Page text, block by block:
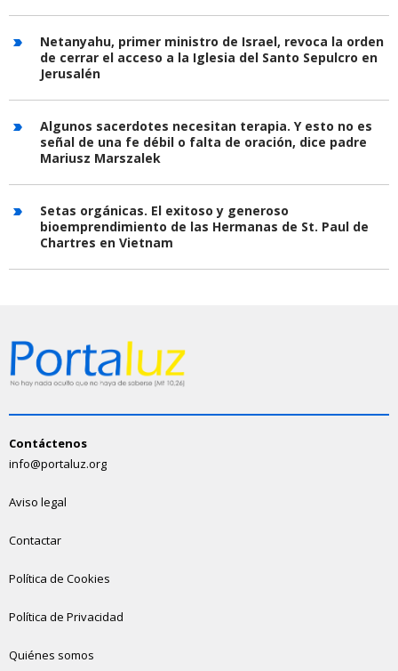
Netanyahu, primer ministro de Israel, revoca la orden
de cerrar el acceso a la Iglesia del Santo Sepulcro en
Jerusalén
Algunos sacerdotes necesitan terapia. Y esto no es
señal de una fe débil o falta de oración, dice padre
Mariusz Marszalek
Setas orgánicas. El exitoso y generoso
bioemprendimiento de las Hermanas de St. Paul de
Chartres en Vietnam
Contáctenos
info@portaluz.org
Aviso legal
Contactar
Política de Cookies
Política de Privacidad
Quiénes somos